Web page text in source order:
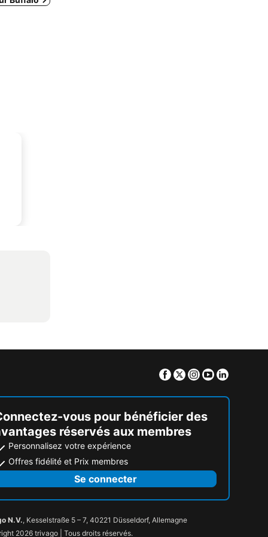
Facebook
TwitterInstagram
Youtube
vous pour bénéficier des
réservés aux membres
Personnalisez votre expérience
Offres fidélité et Prix membres
Se connecter
N.V., Kesselstraße 5 – 7, 40221 Düsseldorf, Allemagne
2026 trivago | Tous droits réservés.